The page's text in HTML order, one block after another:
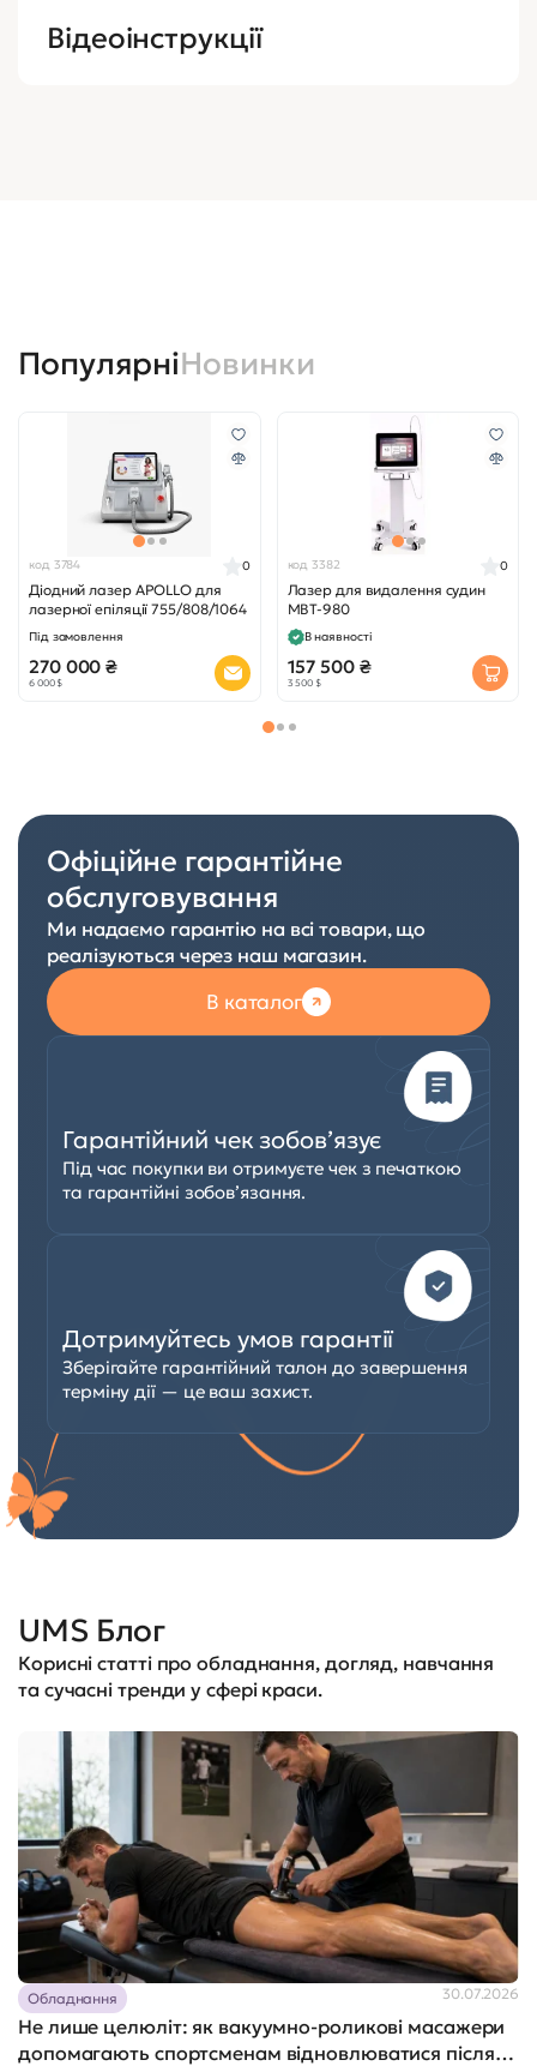
Відеоінструкції
ПопулярніНовинки
код 3784
Діодний лазер APOLLO для
лазерної епіляції 755/808/1064
0
Під замовлення
270 000 ₴
6 000 $
код 3382
Лазер для видалення судин
MBT-980
0
В наявності
157 500 ₴
3 500 $
Офіційне гарантійне
обслуговування
Ми надаємо гарантію на всі товари, що
реалізуються через наш магазин.
В каталог
Гарантійний чек зобов’язує
Під час покупки ви отримуєте чек з печаткою
та гарантійні зобов’язання.
Дотримуйтесь умов гарантії
Зберігайте гарантійний талон до завершення
терміну дії — це ваш захист.
UMS Блог
Корисні статті про обладнання, догляд, навчання
та сучасні тренди у сфері краси.
Обладнання 30.07.2026
Не лише целюліт: як вакуумно-роликові масажери
допомагають спортсменам відновлюватися після